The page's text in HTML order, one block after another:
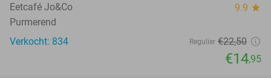
Eetcafé Jo&Co 9.9 star
Purmerend
Verkocht: 834
Regulier €22,50
€14,95